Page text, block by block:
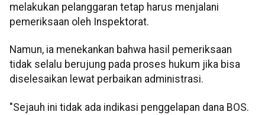
melakukan pelanggaran tetap harus menjalani
pemeriksaan oleh Inspektorat.
Namun, ia menekankan bahwa hasil pemeriksaan
tidak selalu berujung pada proses hukum jika bisa
diselesaikan lewat perbaikan administrasi.
"Sejauh ini tidak ada indikasi penggelapan dana BOS.